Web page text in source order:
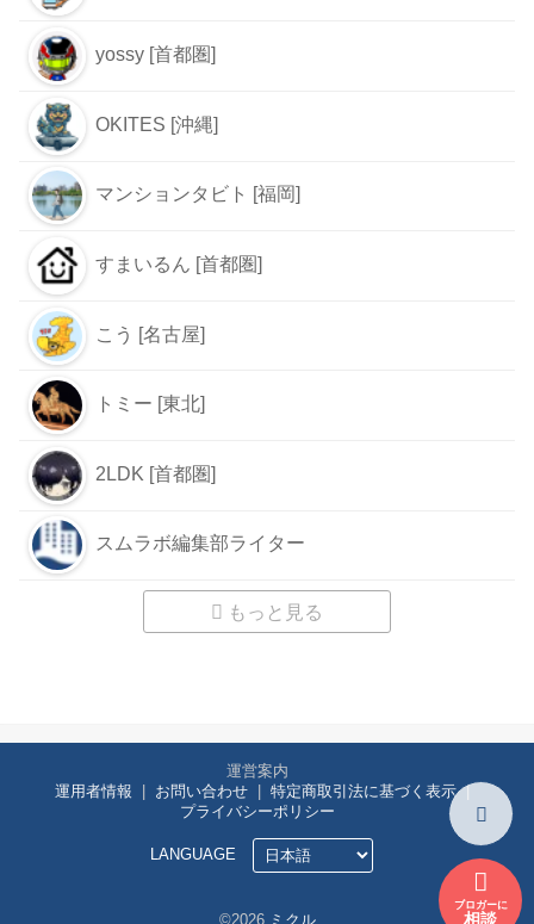
yossy [首都圏]
OKITES [沖縄]
マンションタビト [福岡]
すまいるん [首都圏]
こう [名古屋]
トミー [東北]
2LDK [首都圏]
スムラボ編集部ライター
もっと見る
ブロガーに
相談
運営案内
運用者情報
お問い合わせ
特定商取引法に基づく表示
プライバシーポリシー
LANGUAGE
©2026 ミクル